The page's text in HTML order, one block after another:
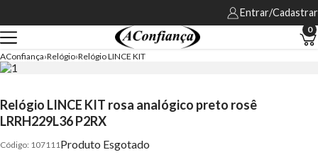
Entrar/Cadastrar
0
AConfiança Relógio Relógio LINCE KIT
Relógio LINCE KIT rosa analógico preto rosê
LRRH229L36 P2RX
107111 Produto Esgotado